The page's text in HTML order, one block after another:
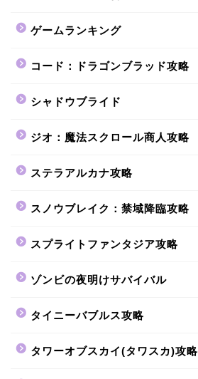
ゲームランキング
コード：ドラゴンブラッド攻略
シャドウブライド
ジオ：魔法スクロール商人攻略
ステラアルカナ攻略
スノウブレイク：禁域降臨攻略
スプライトファンタジア攻略
ゾンビの夜明けサバイバル
タイニーバブルス攻略
タワーオブスカイ(タワスカ)攻略